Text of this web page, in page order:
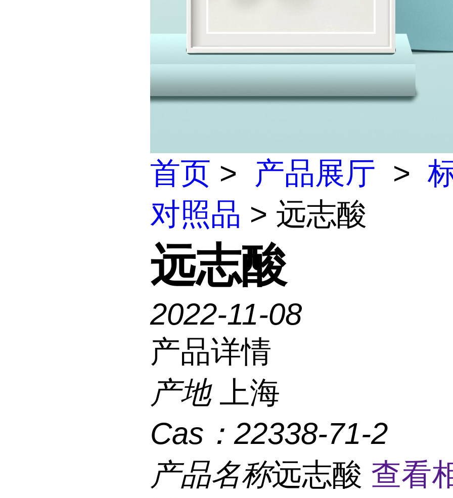
首页 > 产品展厅 >
对照品 > 远志酸
远志酸
2022-11-08
产品详情
产地 上海
Cas： 22338-71-2
产品名称远志酸 查看